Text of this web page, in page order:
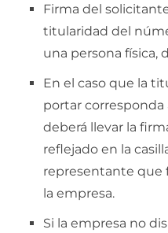
Firma del
titularidad del
una persona física,
En el caso que la
portar corresponda
deberá llevar la
reflejado en la
representante que
la empresa.
Si la empresa no